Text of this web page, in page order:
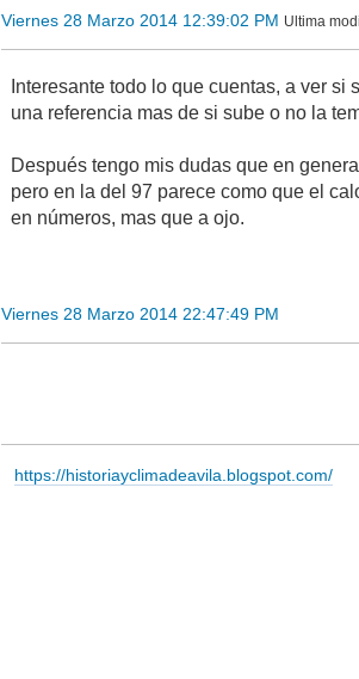
Viernes 28 Marzo 2014 12:39:02 PM Ultima
Interesante todo lo que cuentas, a ver
una referencia mas de si sube o no la
Después tengo mis dudas que en
pero en la del 97 parece como que el
en números, mas que a ojo.
Viernes 28 Marzo 2014 22:47:49 PM
https://historiayclimadeavila.blogspot.com/